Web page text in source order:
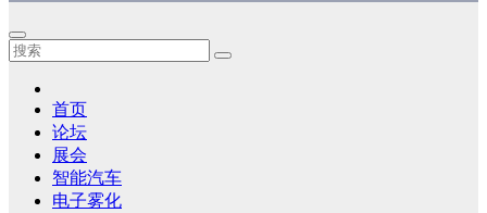
首页
论坛
展会
智能汽车
电子雾化